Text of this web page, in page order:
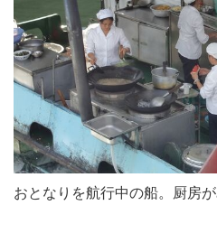
おとなりを航行中の船。厨房が